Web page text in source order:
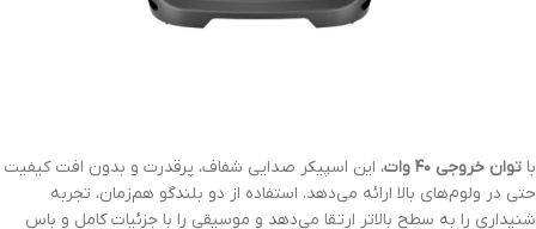
با توان خروجی ۴۰ وات
، این اسپیکر صدایی شفاف، پرقدرت و بدون افت کیفیت
حتی در ولوم‌های بالا ارائه می‌دهد. استفاده از دو بلندگو هم‌زمان، تجربه
شنیداری را به سطح بالاتر ارتقا می‌دهد و موسیقی را با جزئیات کامل و باس